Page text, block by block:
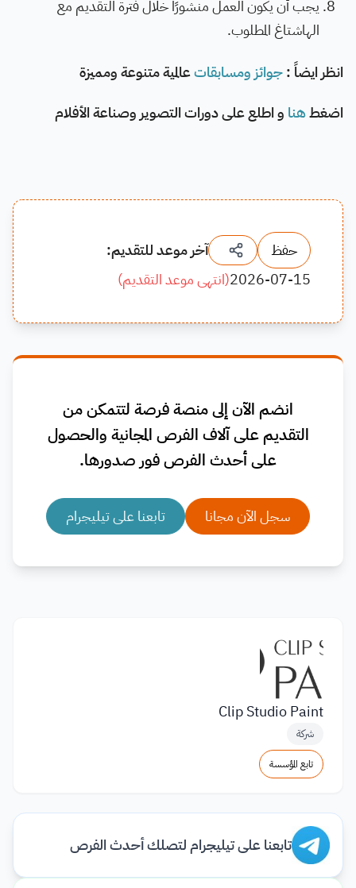
يجب أن يكون العمل منشورًا خلال فترة التقديم مع
الهاشتاغ المطلوب.
انظر ايضاً :جوائز ومسابقاتعالمية متنوعة ومميزة
اضغطهنا و اطلع على دورات التصوير وصناعة الأفلام
حفظ
آخر موعد للتقديم:
2026-07-15
(انتهى موعد التقديم)
انضم الآن إلى منصة فرصة لتتمكن من
التقديم على آلاف الفرص المجانية والحصول
على أحدث الفرص فور صدورها.
سجل الآن مجانا تابعنا على تيليجرام
Clip Studio Paint
شركة
تابع المؤسسة
تابعنا على تيليجرام لتصلك أحدث الفرص